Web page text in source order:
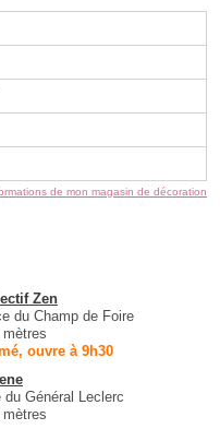
de mon magasin de décoration
Zen
du Champ de Foire
mètres
ouvre à 9h30
du Général Leclerc
mètres